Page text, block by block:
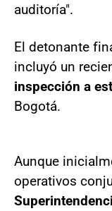
auditoría".
El detonante
incluyó un
inspección a
Bogotá.
Aunque
operativos